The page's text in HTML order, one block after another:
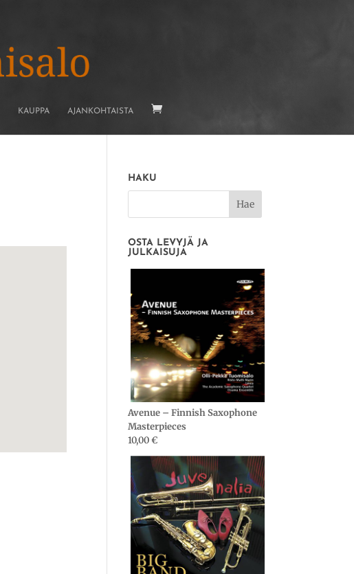
KAUPPA AJANKOHTAISTA
HAKU
OSTA LEVYJÄ JA
JULKAISUJA
Avenue – Finnish Saxophone
Masterpieces
10,00€